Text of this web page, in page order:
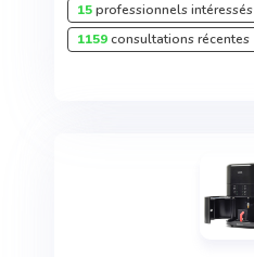
15professionnels intéressés
1159consultations récentes